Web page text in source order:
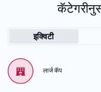
इक्विटी
लार्ज कॅप